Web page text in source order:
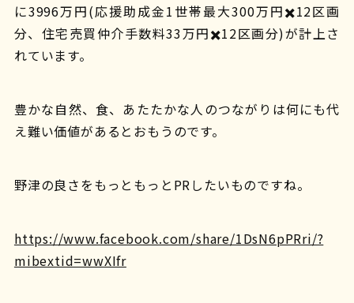
に3996万円(応援助成金1世帯最大300万円✖️12区画
分、住宅売買仲介手数料33万円✖️12区画分)が計上さ
れています。
豊かな自然、食、あたたかな人のつながりは何にも代
え難い価値があるとおもうのです。
野津の良さをもっともっとPRしたいものですね。
https://www.facebook.com/share/1DsN6pPRri/?
mibextid=wwXIfr